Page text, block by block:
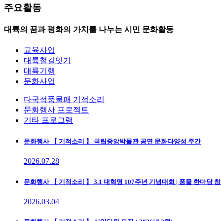
주요활동
대륙의 꿈과 평화의 가치를 나누는 시민 문화활동
교육사업
대륙철길잇기
대륙기행
문화사업
다국적풍물패 기적소리
문화행사 프로젝트
기타 프로그램
문화행사【 기적소리 】 국립중앙박물관 공연 문화다양성 주간
2026.07.28
문화행사【 기적소리 】 3.1 대혁명 107주년 기념대회 | 풍물 한마당
2026.03.04